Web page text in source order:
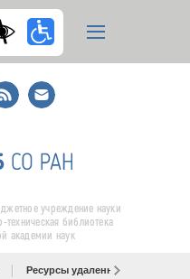
E-
mail
подписка
учреждение науки
техническая библиотека
академии наук
Ресурсы удаленного доступа